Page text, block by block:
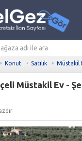
Konut Satılık Müstakil
Müstakil Ev -